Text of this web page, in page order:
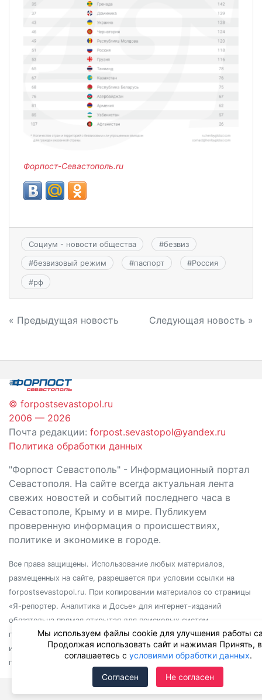
Форпост-Севастополь.ru
Социум - новости общества #безвиз
#безвизовый режим #паспорт #Россия
#рф
Навигация
записям
« Предыдущая новость Следующая новость »
© forpostsevastopol.ru
2006 — 2026
Почта редакции: forpost.sevastopol@yandex.ru
Политика обработки данных
"Форпост Севастополь" - Информационный портал
Севастополя. На сайте всегда актуальная лента
свежих новостей и событий последнего часа в
Севастополе, Крыму и в мире. Публикуем
проверенную информация о происшествиях,
политике и экономике в городе.
Все права защищены. Использование любых материалов,
размещенных на сайте, разрешается при условии ссылки на
forpostsevastopol.ru. При копировании материалов со страницы
«Я-репортер. Аналитика и Досье» для интернет-изданий
обязательна прямая открытая для поисковых систем
гиперссылка. Независимо от полного или частичного
использования материалов, ссылка должна быть размещена в
подзаголовке или первом абзаце материала.
Мы используем файлы cookie для улучшения работы
Продолжая использовать сайт и нажимая Принять,
соглашаетесь с условиями обработки данных.
Согласен Не согласен